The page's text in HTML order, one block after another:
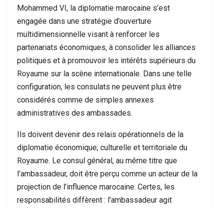
Mohammed VI, la diplomatie marocaine s’est
engagée dans une stratégie d’ouverture
multidimensionnelle visant à renforcer les
partenariats économiques, à consolider les alliances
politiques et à promouvoir les intérêts supérieurs du
Royaume sur la scène internationale. Dans une telle
configuration, les consulats ne peuvent plus être
considérés comme de simples annexes
administratives des ambassades.
Ils doivent devenir des relais opérationnels de la
diplomatie économique, culturelle et territoriale du
Royaume. Le consul général, au même titre que
l’ambassadeur, doit être perçu comme un acteur de la
projection de l’influence marocaine. Certes, les
responsabilités diffèrent : l’ambassadeur agit